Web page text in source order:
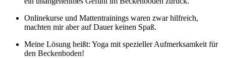
Onlinekurse und Mattentrainings waren zwar hilfreich,
machten mir aber auf Dauer keinen Spaß.
Meine Lösung heißt: Yoga mit spezieller Aufmerksamkeit für
den Beckenboden!